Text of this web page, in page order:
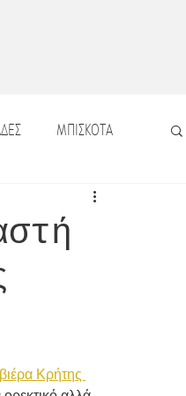
ΜΠΙΣΚΟΤΑ
Κρήτης